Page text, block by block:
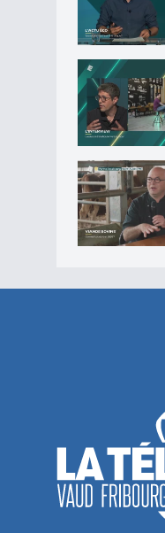
Leaders en
Viande : les